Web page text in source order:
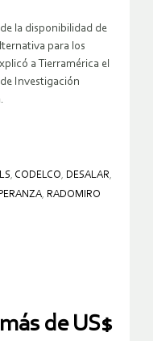
la disponibilidad de
para los
a Tierramérica el
Investigación
, CODELCO, DESALAR,
, RADOMIRO
de US$